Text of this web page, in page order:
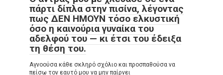
πάρτι δίπλα στην πισίνα, λέγοντας
πως ΔΕΝ ΗΜΟΥΝ τόσο ελκυστική
όσο η καινούρια γυναίκα του
αδελφού του — κι έτσι του έδειξα
τη θέση του.
Αγνοούσα κάθε σκληρό σχόλιο και προσπαθούσα να
πείσω τον εαυτό μου να μην παίρνει